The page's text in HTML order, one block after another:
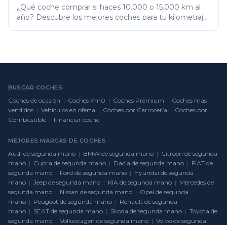
¿Qué coche comprar si haces 10.000 o 15.000 km al
año? Descubre los mejores coches para tu kilometraje
BUSCAR COCHES
Coches de ocasión | Coches Km0 | Coches Premium | Coches más
vendidos | Vehículos en oferta | Coches por Carrocería | Coches por
Combustible | Financiar coche
MEJORES MARCAS DE COCHES
Audi de segunda mano | BMW de segunda mano | Citroën de segunda
mano | Cupra de segunda mano | Dacia de segunda mano | FIAT de
segunda mano | Ford de segunda mano | Hyundai de segunda
mano | Jeep de segunda mano | KIA de segunda mano | Mercedes de
segunda mano | Nissan de segunda mano | Opel de segunda
mano | Peugeot de segunda mano | Renault de segunda
mano | SEAT de segunda mano | Skoda de segunda mano | Toyota de
segunda mano | Volkswagen de segunda mano | Volvo de segunda